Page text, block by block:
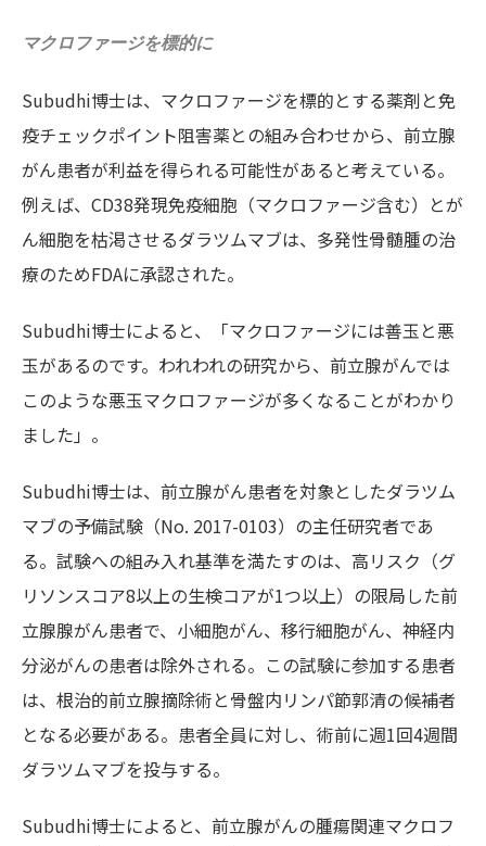
マクロファージを標的に
Subudhi博士は、マクロファージを標的とする薬剤と免
疫チェックポイント阻害薬との組み合わせから、前立腺
がん患者が利益を得られる可能性があると考えている。
例えば、CD38発現免疫細胞（マクロファージ含む）とが
ん細胞を枯渇させるダラツムマブは、多発性骨髄腫の治
療のためFDAに承認された。
Subudhi博士によると、「マクロファージには善玉と悪
玉があるのです。われわれの研究から、前立腺がんでは
このような悪玉マクロファージが多くなることがわかり
ました」。
Subudhi博士は、前立腺がん患者を対象としたダラツム
マブの予備試験（No. 2017-0103）の主任研究者であ
る。試験への組み入れ基準を満たすのは、高リスク（グ
リソンスコア8以上の生検コアが1つ以上）の限局した前
立腺腺がん患者で、小細胞がん、移行細胞がん、神経内
分泌がんの患者は除外される。この試験に参加する患者
は、根治的前立腺摘除術と骨盤内リンパ節郭清の候補者
となる必要がある。患者全員に対し、術前に週1回4週間
ダラツムマブを投与する。
Subudhi博士によると、前立腺がんの腫瘍関連マクロフ